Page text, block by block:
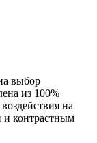
выбор
из 100%
на
контрастным